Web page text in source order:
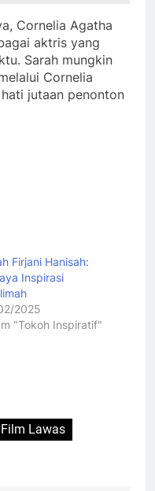
Cornelia Agatha
aktris yang
Sarah mungkin
Cornelia
jutaan penonton
Firjani Hanisah:
Inspirasi
2025
"Tokoh Inspiratif"
Film Lawas